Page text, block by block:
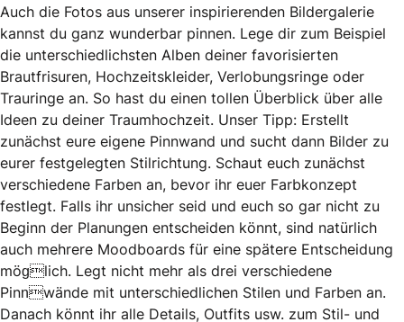
Auch die Fotos aus unserer inspirierenden Bildergalerie
kannst du ganz wunderbar pinnen. Lege dir zum Beispiel
die unterschiedlichsten Alben deiner favorisierten
Brautfrisuren, Hochzeitskleider, Verlobungsringe oder
Trauringe an. So hast du einen tollen Überblick über alle
Ideen zu deiner Traumhochzeit. Unser Tipp: Erstellt
zunächst eure eigene Pinnwand und sucht dann Bilder zu
eurer festgelegten Stilrichtung. Schaut euch zunächst
verschiedene Farben an, bevor ihr euer Farbkonzept
festlegt. Falls ihr unsicher seid und euch so gar nicht zu
Beginn der Planungen entscheiden könnt, sind natürlich
auch mehrere Moodboards für eine spätere Entscheidung
möglich. Legt nicht mehr als drei verschiedene
Pinnwände mit unterschiedlichen Stilen und Farben an.
Danach könnt ihr alle Details, Outfits usw. zum Stil- und